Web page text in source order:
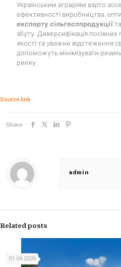
Українським аграріям варто
ефективності виробництва,
експорту сільгосппродукції
збуту. Диверсифікація
якості та уважне відстеження
допоможуть мінімізувати
ринку.
Source link
Share
admin
Related posts
01.04.2026